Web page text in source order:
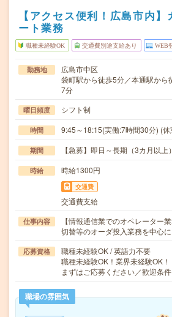
【アクセス便利！広島市内
ート業務
職種未経験OK 交通費別途支給あり WEB
勤務地
広島市中区
袋町駅から徒歩5分／本通駅から
7分
曜日頻度 シフト制
時間 9:45～18:15(実働:7時間30分) (
期間 【急募】即日～長期（3カ月以
時給 時給1300円
交通費
交通費支給
仕事内容
【情報通信業でのオペレーター
切替等のオーダ投入業務を中心
応募資格
職種未経験OK / 英語力不要
職種未経験OK！業界未経験OK
まずはご応募ください／歓迎条
職場の雰囲気